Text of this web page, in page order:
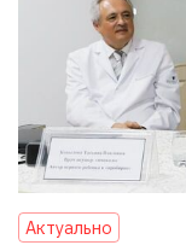
Актуально